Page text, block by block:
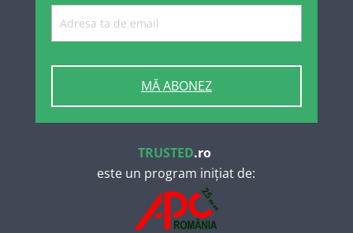
MĂ ABONEZ
TRUSTED.ro
este un program inițiat de: